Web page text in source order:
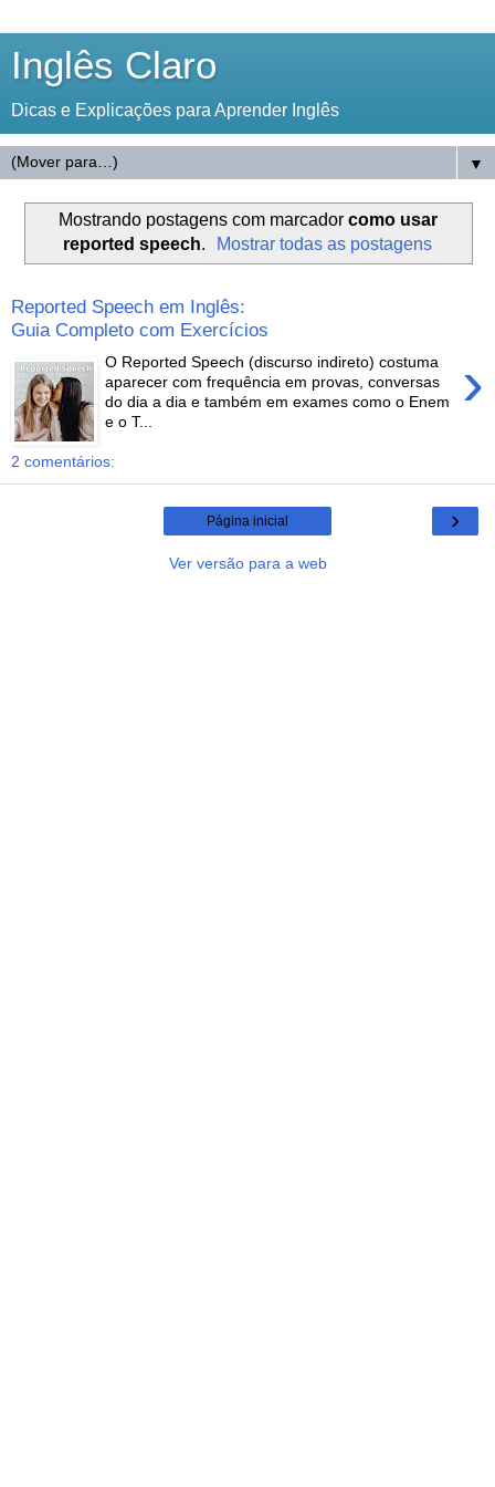
Inglês Claro
Dicas e Explicações para Aprender Inglês
▼
Mostrando postagens com marcador como usar
reported speech. Mostrar todas as postagens
Reported Speech em Inglês:
Guia Completo com Exercícios
›
O Reported Speech (discurso indireto) costuma
aparecer com frequência em provas, conversas
do dia a dia e também em exames como o Enem
e o T...
2 comentários:
›
Página inicial
Ver versão para a web